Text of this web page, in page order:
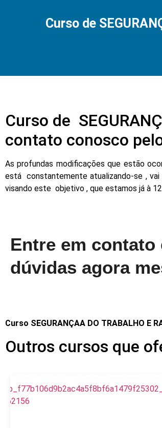
Curso de
Curso de
contato conosco
As profundas modificações que estão
está constantemente atualizando-se , vai
visando este objetivo , que estamos já à
Entre em contato
dúvidas agora
Curso SEGURANÇAA DO TRABALHO E
Outros cursos que